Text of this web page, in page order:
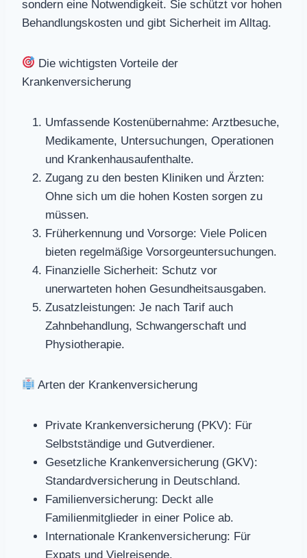
sondern eine Notwendigkeit. Sie schützt vor hohen
Behandlungskosten und gibt Sicherheit im Alltag.
Die wichtigsten Vorteile der
Krankenversicherung
Umfassende Kostenübernahme: Arztbesuche,
Medikamente, Untersuchungen, Operationen
und Krankenhausaufenthalte.
Zugang zu den besten Kliniken und Ärzten:
Ohne sich um die hohen Kosten sorgen zu
müssen.
Früherkennung und Vorsorge: Viele Policen
bieten regelmäßige Vorsorgeuntersuchungen.
Finanzielle Sicherheit: Schutz vor
unerwarteten hohen Gesundheitsausgaben.
Zusatzleistungen: Je nach Tarif auch
Zahnbehandlung, Schwangerschaft und
Physiotherapie.
Arten der Krankenversicherung
Private Krankenversicherung (PKV): Für
Selbstständige und Gutverdiener.
Gesetzliche Krankenversicherung (GKV):
Standardversicherung in Deutschland.
Familienversicherung: Deckt alle
Familienmitglieder in einer Police ab.
Internationale Krankenversicherung: Für
Expats und Vielreisende.